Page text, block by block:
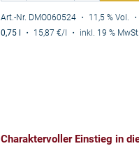
Art.-Nr. DMO060524 ・ 11,5 % Vol. ・
0,75 l ・ 15,87 €/l ・ inkl. 19 % MwSt.
Charaktervoller Einstieg in